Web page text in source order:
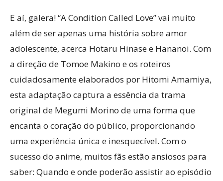
E aí, galera! “A Condition Called Love” vai muito
além de ser apenas uma história sobre amor
adolescente, acerca Hotaru Hinase e Hananoi. Com
a direção de Tomoe Makino e os roteiros
cuidadosamente elaborados por Hitomi Amamiya,
esta adaptação captura a essência da trama
original de Megumi Morino de uma forma que
encanta o coração do público, proporcionando
uma experiência única e inesquecível. Com o
sucesso do anime, muitos fãs estão ansiosos para
saber: Quando e onde poderão assistir ao episódio